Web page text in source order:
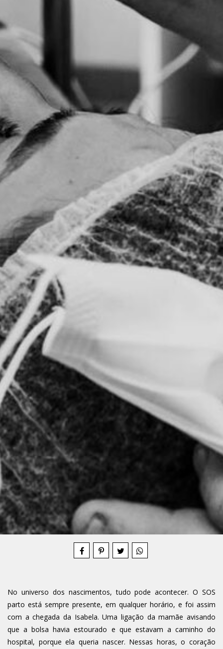
Compartilhe
No universo dos nascimentos, tudo pode acontecer. O SOS
parto está sempre presente, em qualquer horário, e foi assim
com a chegada da Isabela. Uma ligação da mamãe avisando
que a bolsa havia estourado e que estavam a caminho do
hospital, porque ela queria nascer. Nessas horas, o coração